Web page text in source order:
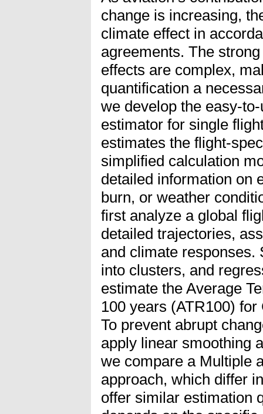
change is increasing,
climate effect in
agreements. The
effects are complex,
quantification a
we develop the easy-
estimator for single
estimates the flight-
simplified calculation
detailed information on
burn, or weather
first analyze a global
detailed trajectories,
and climate responses.
into clusters, and
estimate the Average
100 years (ATR100)
To prevent abrupt
apply linear smoothing
we compare a Multiple
approach, which differ
offer similar estimation